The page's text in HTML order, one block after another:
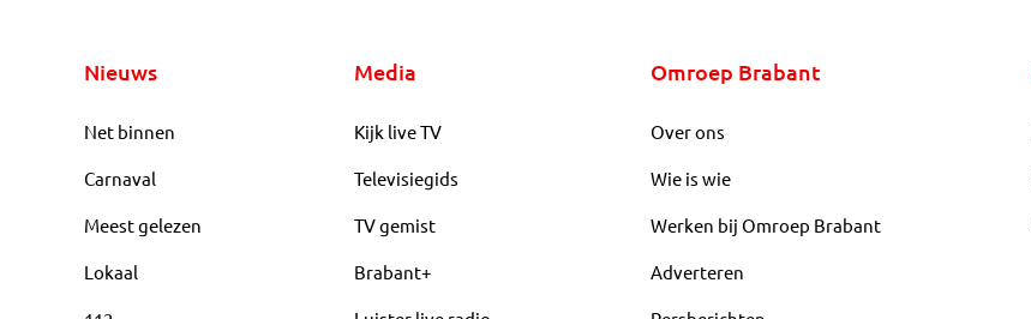
Nieuws
Net binnen
Carnaval
Meest gelezen
Lokaal
Media
Kijk live TV
Televisiegids
TV gemist
Brabant+
Omroep Brabant
Over ons
Wie is wie
Werken bij Omroep Brabant
Adverteren